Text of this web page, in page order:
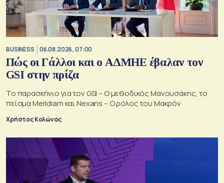
BUSINESS 06.08.2026, 07:00
Πώς οι Γάλλοι και ο ΑΔΜΗΕ έβαλαν τον
GSI στην πρίζα
Το παρασκήνιο για τον GSI – Ο μεθοδικός Μανουσάκης, το
πείσμα Meridiam και Nexans – Ο ρόλος του Μακρόν
Χρήστος Κολώνας